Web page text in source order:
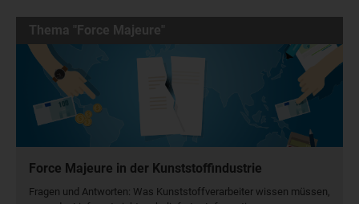
Thema "Force Majeure"
Force Majeure in der Kunststoffindustrie
Fragen und Antworten: Was Kunst­stoff­verarbeiter wissen müssen,